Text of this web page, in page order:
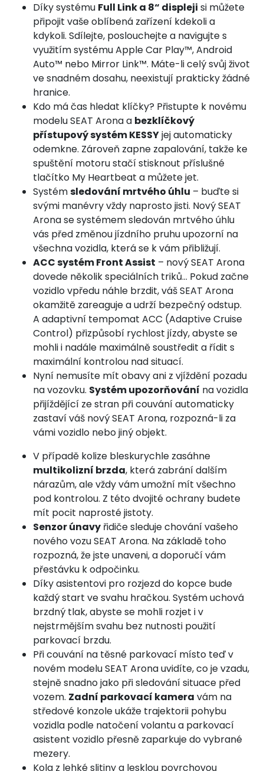
Díky systému Full Link a 8“ displeji si můžete
připojit vaše oblíbená zařízení kdekoli a
kdykoli. Sdílejte, poslouchejte a navigujte s
využitím systému Apple Car Play™, Android
Auto™ nebo Mirror Link™. Máte-li celý svůj život
ve snadném dosahu, neexistují prakticky žádné
hranice.
Kdo má čas hledat klíčky? Přistupte k novému
modelu SEAT Arona a bezklíčkový
přístupový systém KESSYjej automaticky
odemkne. Zároveň zapne zapalování, takže ke
spuštění motoru stačí stisknout příslušné
tlačítko My Heartbeat a můžete jet.
Systémsledování mrtvého úhlu – buďte si
svými manévry vždy naprosto jisti. Nový SEAT
Arona se systémem sledován mrtvého úhlu
vás před změnou jízdního pruhu upozorní na
všechna vozidla, která se k vám přibližují.
ACC systém Front Assist – nový SEAT Arona
dovede několik speciálních triků… Pokud začne
vozidlo vpředu náhle brzdit, váš SEAT Arona
okamžitě zareaguje a udrží bezpečný odstup.
A adaptivní tempomat ACC (Adaptive Cruise
Control) přizpůsobí rychlost jízdy, abyste se
mohli i nadále maximálně soustředit a řídit s
maximální kontrolou nad situací.
Nyní nemusíte mít obavy ani z vjíždění pozadu
na vozovku. Systém upozorňování na vozidla
přijíždějící ze stran při couvání automaticky
zastaví váš nový SEAT Arona, rozpozná-li za
vámi vozidlo nebo jiný objekt.
V případě kolize bleskurychle zasáhne
multikolizní brzda, která zabrání dalším
nárazům, ale vždy vám umožní mít všechno
pod kontrolou. Z této dvojité ochrany budete
mít pocit naprosté jistoty.
Senzor únavy řidiče sleduje chování vašeho
nového vozu SEAT Arona. Na základě toho
rozpozná, že jste unaveni, a doporučí vám
přestávku k odpočinku.
Díky asistentovi pro rozjezd do kopce bude
každý start ve svahu hračkou. Systém uchová
brzdný tlak, abyste se mohli rozjet i v
nejstrmějším svahu bez nutnosti použití
parkovací brzdu.
Při couvání na těsné parkovací místo teď v
novém modelu SEAT Arona uvidíte, co je vzadu,
stejně snadno jako při sledování situace před
vozem. Zadní parkovací kamera vám na
středové konzole ukáže trajektorii pohybu
vozidla podle natočení volantu a parkovací
asistent vozidlo přesně zaparkuje do vybrané
mezery.
Kola z lehké slitiny a lesklou povrchovou